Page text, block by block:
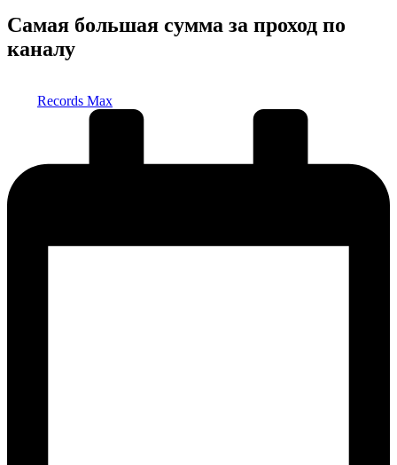
Самая большая сумма за проход по
каналу
Records Max